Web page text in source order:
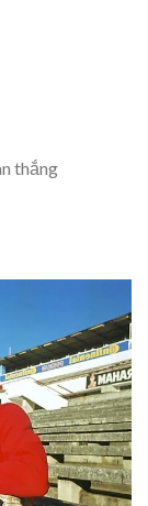
thắng